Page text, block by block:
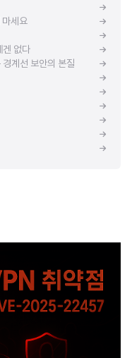
세요
겐 없다
계선 보안의 본질